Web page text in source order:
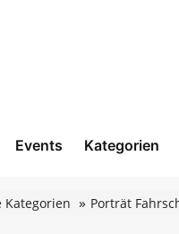
Events Kategorien
Kategorien Porträt